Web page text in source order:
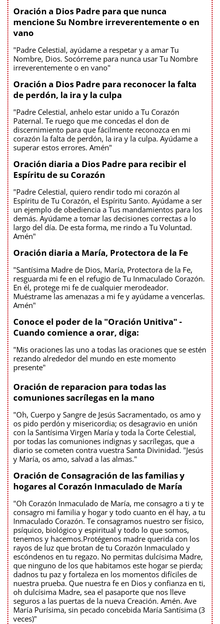
Oración a Dios Padre para que nunca
mencione Su Nombre irreverentemente o en
vano
"Padre Celestial, ayúdame a respetar y a amar Tu
Nombre, Dios. Socórreme para nunca usar Tu Nombre
irreverentemente o en vano"
Oración a Dios Padre para reconocer la falta
de perdón, la ira y la culpa
"Padre Celestial, anhelo estar unido a Tu Corazón
Paternal. Te ruego que me concedas el don de
discernimiento para que fácilmente reconozca en mi
corazón la falta de perdón, la ira y la culpa. Ayúdame a
superar estos errores. Amén"
Oración diaria a Dios Padre para recibir el
Espíritu de su Corazón
"Padre Celestial, quiero rendir todo mi corazón al
Espíritu de Tu Corazón, el Espíritu Santo. Ayúdame a ser
un ejemplo de obediencia a Tus mandamientos para los
demás. Ayúdame a tomar las decisiones correctas a lo
largo del día. De esta forma, me rindo a Tu Voluntad.
Amén"
Oración diaria a María, Protectora de la Fe
"Santísima Madre de Dios, María, Protectora de la Fe,
resguarda mi fe en el refugio de Tu Inmaculado Corazón.
En él, protege mi fe de cualquier merodeador.
Muéstrame las amenazas a mi fe y ayúdame a vencerlas.
Amén"
Conoce el poder de la "Oración Unitiva" -
Cuando comience a orar, diga:
"Mis oraciones las uno a todas las oraciones que se estén
rezando alrededor del mundo en este momento
presente"
Oración de reparacion para todas las
comuniones sacrílegas en la mano
"Oh, Cuerpo y Sangre de Jesús Sacramentado, os amo y
os pido perdón y misericordia; os desagravio en unión
con la Santísima Virgen María y toda la Corte Celestial,
por todas las comuniones indignas y sacrílegas, que a
diario se cometen contra vuestra Santa Divinidad. "Jesús
y María, os amo, salvad a las almas."
Oración de Consagración de las familias y
hogares al Corazón Inmaculado de María
"Oh Corazón Inmaculado de María, me consagro a ti y te
consagro mi familia y hogar y todo cuanto en él hay, a tu
Inmaculado Corazón. Te consagramos nuestro ser físico,
psíquico, biológico y espiritual y todo lo que somos,
tenemos y hacemos.Protégenos madre querida con los
rayos de luz que brotan de tu Corazón Inmaculado y
escóndenos en tu regazo. No permitas dulcísima Madre,
que ninguno de los que habitamos este hogar se pierda;
dadnos tu paz y fortaleza en los momentos difíciles de
nuestra prueba. Que nuestra fe en Dios y confianza en ti,
oh dulcísima Madre, sea el pasaporte que nos lleve
seguros a las puertas de la nueva Creación. Amén. Ave
María Purísima, sin pecado concebida María Santísima (3
veces)"